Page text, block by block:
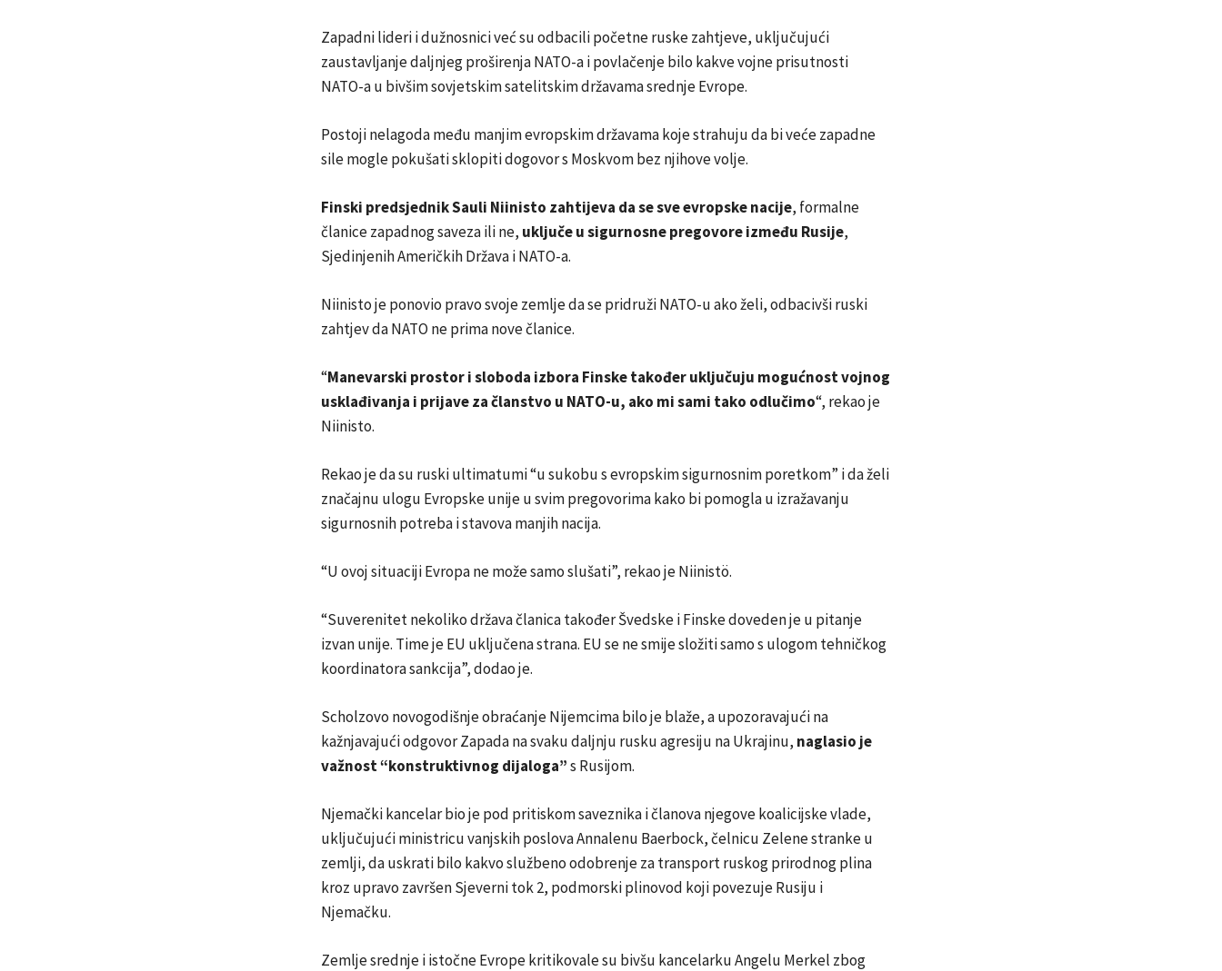
Zapadni lideri i dužnosnici već su odbacili početne ruske zahtjeve, uključujući
zaustavljanje daljnjeg proširenja NATO-a i povlačenje bilo kakve vojne prisutnosti
NATO-a u bivšim sovjetskim satelitskim državama srednje Evrope.
Postoji nelagoda među manjim evropskim državama koje strahuju da bi veće zapadne
sile mogle pokušati sklopiti dogovor s Moskvom bez njihove volje.
Finski predsjednik Sauli Niinisto zahtijeva da se sve evropske nacije, formalne
članice zapadnog saveza ili ne, uključe u sigurnosne pregovore između Rusije,
Sjedinjenih Američkih Država i NATO-a.
Niinisto je ponovio pravo svoje zemlje da se pridruži NATO-u ako želi, odbacivši ruski
zahtjev da NATO ne prima nove članice.
“Manevarski prostor i sloboda izbora Finske također uključuju mogućnost vojnog
usklađivanja i prijave za članstvo u NATO-u, ako mi sami tako odlučimo“, rekao je
Niinisto.
Rekao je da su ruski ultimatumi “u sukobu s evropskim sigurnosnim poretkom” i da želi
značajnu ulogu Evropske unije u svim pregovorima kako bi pomogla u izražavanju
sigurnosnih potreba i stavova manjih nacija.
“U ovoj situaciji Evropa ne može samo slušati”, rekao je Niinistö.
“Suverenitet nekoliko država članica također Švedske i Finske doveden je u pitanje
izvan unije. Time je EU uključena strana. EU se ne smije složiti samo s ulogom tehničkog
koordinatora sankcija”, dodao je.
Scholzovo novogodišnje obraćanje Nijemcima bilo je blaže, a upozoravajući na
kažnjavajući odgovor Zapada na svaku daljnju rusku agresiju na Ukrajinu, naglasio je
važnost “konstruktivnog dijaloga”s Rusijom.
Njemački kancelar bio je pod pritiskom saveznika i članova njegove koalicijske vlade,
uključujući ministricu vanjskih poslova Annalenu Baerbock, čelnicu Zelene stranke u
zemlji, da uskrati bilo kakvo službeno odobrenje za transport ruskog prirodnog plina
kroz upravo završen Sjeverni tok 2, podmorski plinovod koji povezuje Rusiju i
Njemačku.
Zemlje srednje i istočne Evrope kritikovale su bivšu kancelarku Angelu Merkel zbog